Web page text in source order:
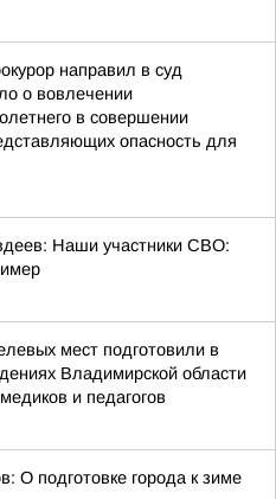
направил в суд
о вовлечении
в совершении
опасность для
Наши участники СВО:
мест подготовили в
Владимирской области
и педагогов
О подготовке города к зиме